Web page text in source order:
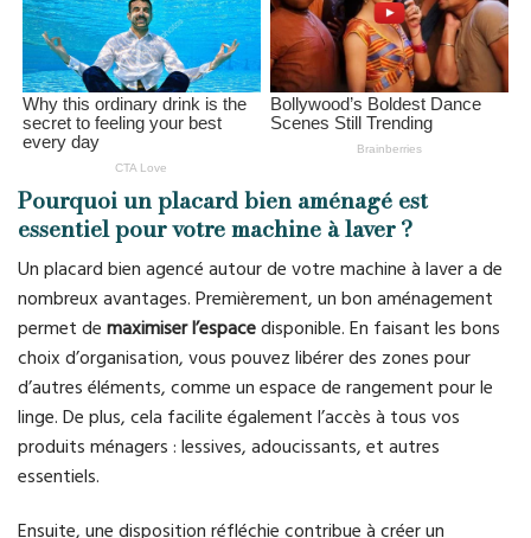
Pourquoi un placard bien aménagé est
essentiel pour votre machine à laver ?
Un placard bien agencé autour de votre machine à laver a de
nombreux avantages. Premièrement, un bon aménagement
permet de maximiser l’espacedisponible. En faisant les bons
choix d’organisation, vous pouvez libérer des zones pour
d’autres éléments, comme un espace de rangement pour le
linge. De plus, cela facilite également l’accès à tous vos
produits ménagers : lessives, adoucissants, et autres
essentiels.
Ensuite, une disposition réfléchie contribue à créer un